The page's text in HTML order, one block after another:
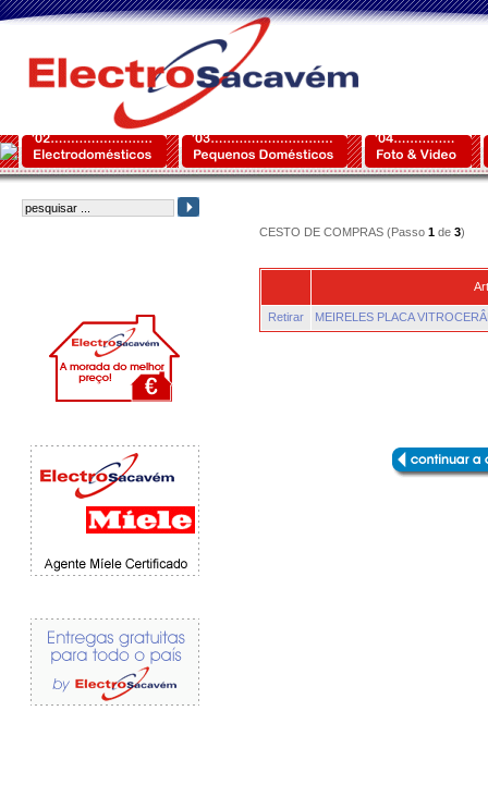
CESTO DE COMPRAS (Passo 1de 3)
Retirar MEIRELES PLACA